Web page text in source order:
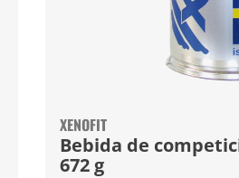
XENOFIT
Bebida de
672 g